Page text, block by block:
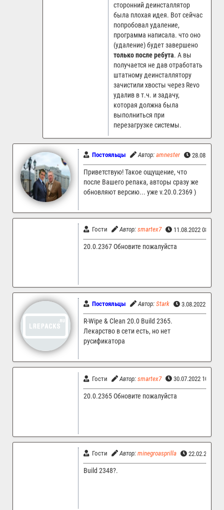
сторонний деинсталлятор
была плохая идея. Вот сейчас
попробовал удаление,
программа написала. что оно
(удаление) будет завершено
только после ребута. А вы
получается не дав отработать
штатному деинсталлятору
зачистили хвосты через Revo
удалив в т.ч. и задачу,
которая должна была
выполниться при
перезагрузке системы.
Постояльцы Автор: amnester 28.08.2022
Приветствую! Такое ощущение, что
после Вашего репака, авторы сразу же
обновляют версию... уже v.20.0.2369 )
Гости Автор: smartex7 11.08.2022 08:55
20.0.2367 Обновите пожалуйста
Постояльцы Автор: Stark 3.08.2022 22:18
R-Wipe & Clean 20.0 Build 2365.
Лекарство в сети есть, но нет
русификатора
Гости Автор: smartex7 30.07.2022 10:28
20.0.2365 Обновите пожалуйста
Гости Автор: minegroasprilla 22.02.2022
Build 2348?.